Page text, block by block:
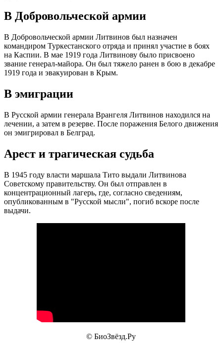
В Добровольческой армии
В Добровольческой армии Литвинов был назначен
командиром Туркестанского отряда и принял участие в боях
на Каспии. В мае 1919 года Литвинову было присвоено
звание генерал-майора. Он был тяжело ранен в бою в декабре
1919 года и эвакуирован в Крым.
В эмиграции
В Русской армии генерала Врангеля Литвинов находился на
лечении, а затем в резерве. После поражения Белого движения
он эмигрировал в Белград.
Арест и трагическая судьба
В 1945 году власти маршала Тито выдали Литвинова
Советскому правительству. Он был отправлен в
концентрационный лагерь, где, согласно сведениям,
опубликованным в "Русской мысли", погиб вскоре после
выдачи.
© БиоЗвёзд.Ру